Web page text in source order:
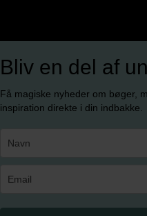
Bliv en del af
Få magiske nyheder om bøger,
inspiration direkte i din indbakke.